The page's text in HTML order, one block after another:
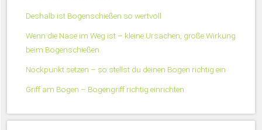
Deshalb ist Bogenschießen so wertvoll
Wenn die Nase im Weg ist – kleine Ursachen, große Wirkung
beim Bogenschießen
Nockpunkt setzen – so stellst du deinen Bogen richtig ein
Griff am Bogen – Bogengriff richtig einrichten